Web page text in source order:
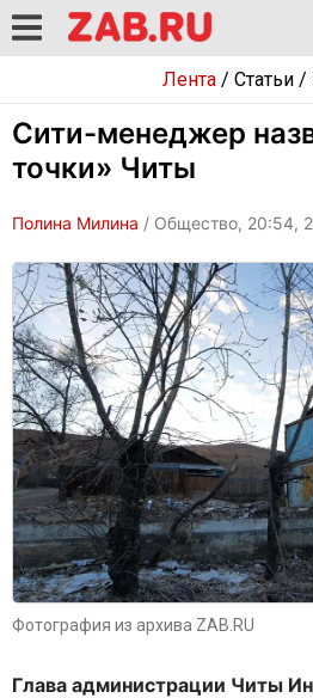
Лента/ Статьи/
Сити-менеджер
точки» Читы
Полина Милина / Общество, 20:54,
Фотография из архива ZAB.RU
Глава администрации Читы